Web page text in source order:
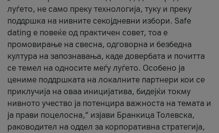
луѓето, не само преку технологија, туку и преку
поддршка на нивните секојдневни избори. Safe
dating е повеќе од практичен совет, тоа е
промовирање на свесна, одговорна и безбедна
култура на запознавања, каде довербата и почитта
се темел на односите меѓу луѓето. Особено ја
цениме поддршката на локалните партнери кои се
приклучија на оваа иницијатива, бидејќи токму
нивното учество ја потенцира важноста на темата и
ја прави поцелосна,“ изјави Бранкица Толевска,
раководител на оддел за корпоративна стратегија,